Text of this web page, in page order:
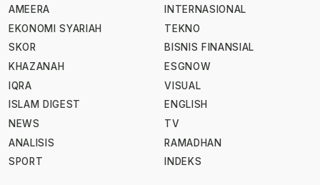
AMEERA
EKONOMI SYARIAH
SKOR
KHAZANAH
IQRA
ISLAM DIGEST
NEWS
ANALISIS
SPORT
INTERNASIONAL
TEKNO
BISNIS FINANSIAL
ESGNOW
VISUAL
ENGLISH
TV
RAMADHAN
INDEKS